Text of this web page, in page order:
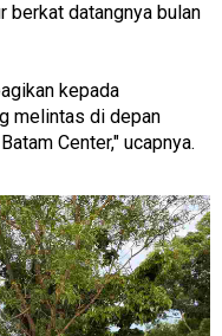
berkat datangnya bulan
kepada
melintas di depan
Center," ucapnya.